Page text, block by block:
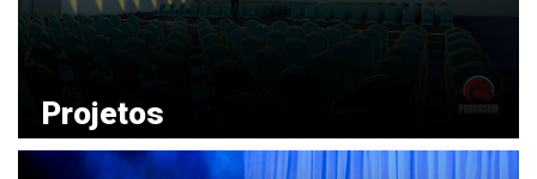
Projetos
VER MAIS